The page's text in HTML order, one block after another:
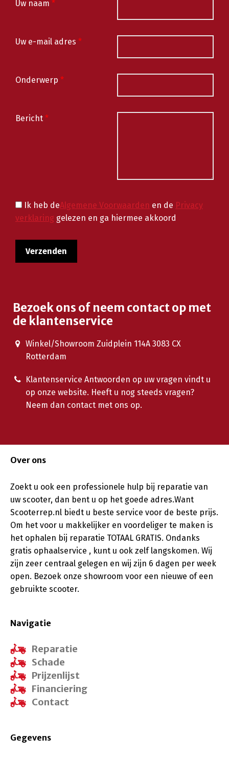
Uw naam *
Uw e-mail adres *
Onderwerp *
Bericht *
Ik heb deAlgemene Voorwaarden en de Privacy
verklaring gelezen en ga hiermee akkoord
Bezoek ons of neem contact op met
de klantenservice
Winkel/Showroom Zuidplein 114A 3083 CX
Rotterdam
Klantenservice Antwoorden op uw vragen vindt u
op onze website. Heeft u nog steeds vragen?
Neem dan contact met ons op.
Over ons
Zoekt u ook een professionele hulp bij reparatie van
uw scooter, dan bent u op het goede adres.Want
Scooterrep.nl biedt u beste service voor de beste prijs.
Om het voor u makkelijker en voordeliger te maken is
het ophalen bij reparatie TOTAAL GRATIS. Ondanks
gratis ophaalservice , kunt u ook zelf langskomen. Wij
zijn zeer centraal gelegen en wij zijn 6 dagen per week
open. Bezoek onze showroom voor een nieuwe of een
gebruikte scooter.
Navigatie
Reparatie
Schade
Prijzenlijst
Financiering
Contact
Gegevens